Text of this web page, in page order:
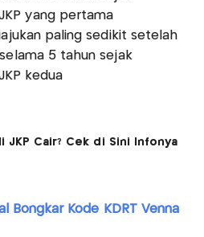
yang pertama
paling sedikit setelah
5 tahun sejak
kedua
JKP Cair? Cek di Sini Infonya
Bongkar Kode KDRT Venna